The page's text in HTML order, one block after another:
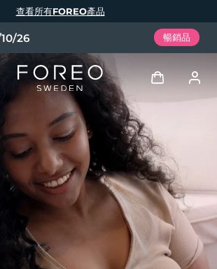
查看所有FOREO產品
26 暢銷品
用戶信息
我的設備
我的訂單
Tech Elixir
Deutsch
Español
Italiano
Português
Svenska
Русский